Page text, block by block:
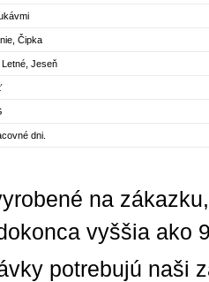
Čipka
Letné, Jeseň
dni.
na
vyššia ako
potrebujú naši